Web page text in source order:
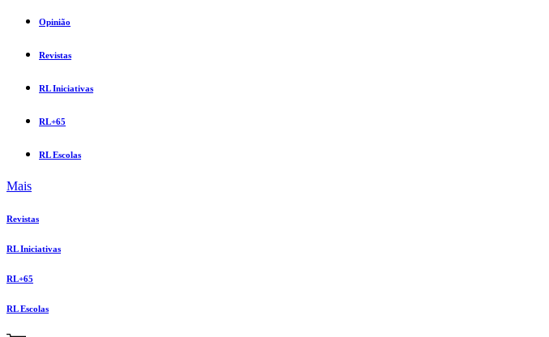
Opinião
Revistas
RL Iniciativas
RL+65
RL Escolas
Mais
Revistas
RL Iniciativas
RL+65
RL Escolas